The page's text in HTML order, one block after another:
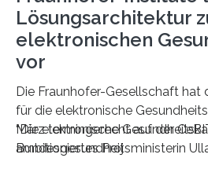
Lösungsarchitektur
elektronischen
vor
Die Fraunhofer-Gesellschaft hat
für die elektronische
März termingerecht auf der
Bundesgesundheitsministerin
“Die elektronische
ambitioniertes Proj